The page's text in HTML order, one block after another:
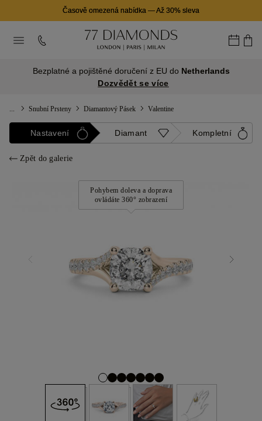
Časově omezená nabídka —Až 30% sleva
Bezplatné a pojištěné doručení z EU do Netherlands
Dozvědět se více
Snubní Prsteny Diamantový Pásek Valentine
Nastavení Diamant Kompletní
Zpět do galerie
Pohybem doleva a doprava
ovládáte 360° zobrazení